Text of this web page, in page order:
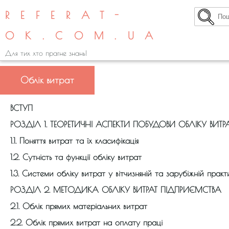
REFERAT-
OK.COM.UA
Для тих хто прагне знань!
Облік витрат
ВСТУП
РОЗДІЛ 1. ТЕОРЕТИЧНІ АСПЕКТИ ПОБУДОВИ ОБЛІКУ
1.1. Поняття витрат та їх класифікація
1.2. Сутність та функції обліку витрат
1.3. Системи обліку витрат у вітчизняній та зарубіжній
РОЗДІЛ 2. МЕТОДИКА ОБЛІКУ ВИТРАТ ПІДПРИЄМСТВА
2.1. Облік прямих матеріальних витрат
2.2. Облік прямих витрат на оплату праці